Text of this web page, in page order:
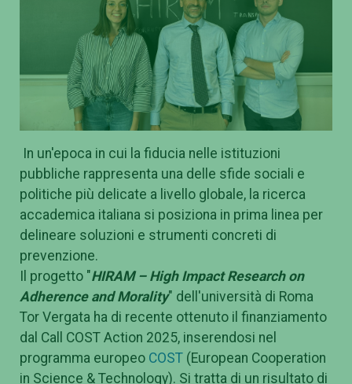
In un'epoca in cui la fiducia nelle istituzioni
pubbliche rappresenta una delle sfide sociali e
politiche più delicate a livello globale, la ricerca
accademica italiana si posiziona in prima linea per
delineare soluzioni e strumenti concreti di
prevenzione.
Il progetto "HIRAM – High Impact Research on
Adherence and Morality" dell'università di Roma
Tor Vergata ha di recente ottenuto il finanziamento
dal Call COST Action 2025, inserendosi nel
programma europeo COST (European Cooperation
in Science & Technology). Si tratta di un risultato di